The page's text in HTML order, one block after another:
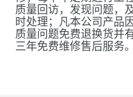
质量回访，发现问题，
时处理；凡本公司产品
质量问题免费退换货并
三年免费维修售后服务